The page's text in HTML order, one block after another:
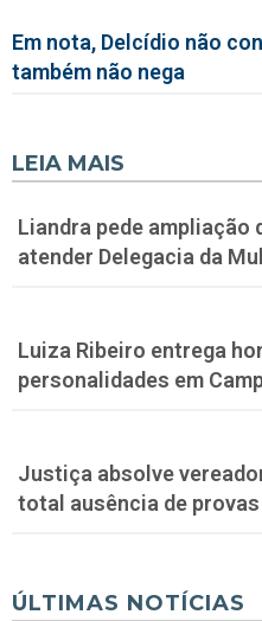
Em nota, Delcídio não
também não nega
LEIA MAIS
Liandra pede ampliação
atender Delegacia da
Luiza Ribeiro entrega
personalidades em
Justiça absolve
total ausência de provas
ÚLTIMAS NOTÍCIAS